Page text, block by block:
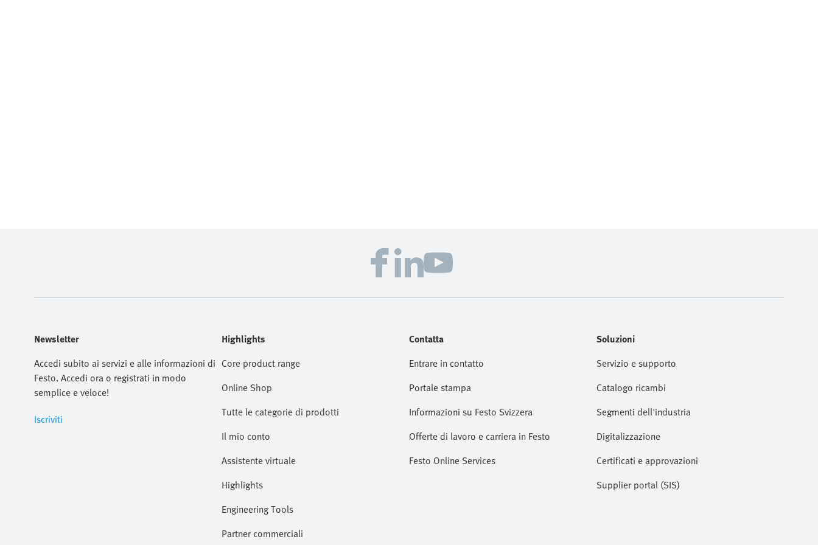
Newsletter
Accedi subito ai servizi e alle informazioni di
Festo. Accedi ora o registrati in modo
semplice e veloce!
Iscriviti
Highlights
Core product range
Online Shop
Tutte le categorie di prodotti
Il mio conto
Assistente virtuale
Highlights
Engineering Tools
Partner commerciali
Contatta
Entrare in contatto
Portale stampa
Informazioni su Festo Svizzera
Offerte di lavoro e carriera in Festo
Festo Online Services
Soluzioni
Servizio e supporto
Catalogo ricambi
Segmenti dell'industria
Digitalizzazione
Certificati e approvazioni
Supplier portal (SIS)